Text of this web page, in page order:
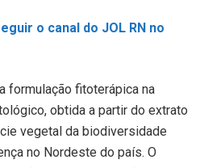
o canal do JOL RN no
formulação fitoterápica na
obtida a partir do extrato
vegetal da biodiversidade
no Nordeste do país. O